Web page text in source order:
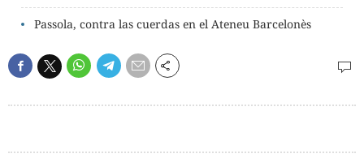
Passola, contra las cuerdas en el Ateneu Barcelonès